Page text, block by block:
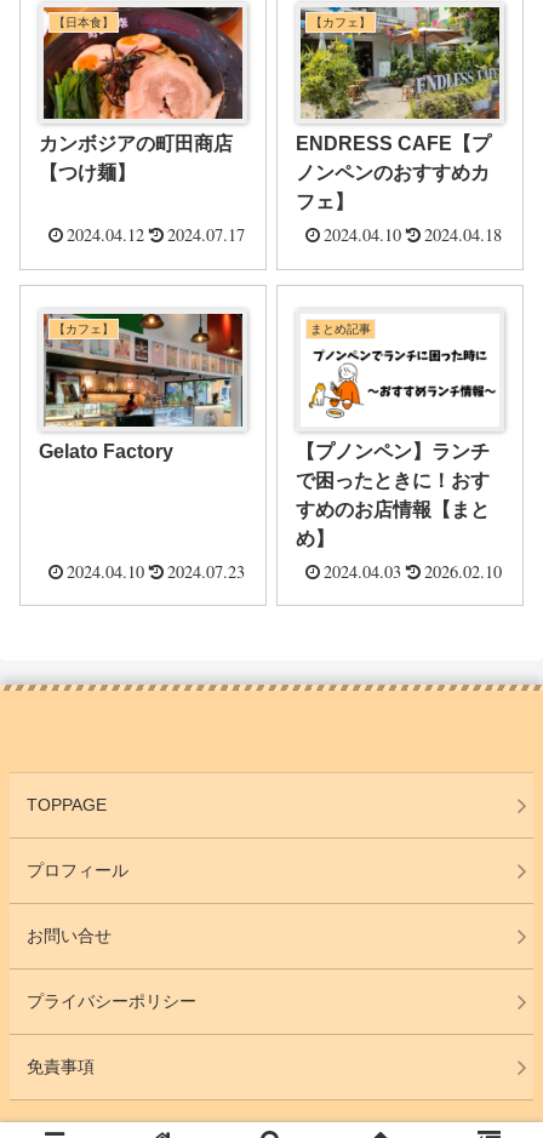
【日本食】
カンボジアの町田商店
【つけ麺】
2024.04.12 2024.07.17
【カフェ】
ENDRESS CAFE【プ
ノンペンのおすすめカ
フェ】
2024.04.10 2024.04.18
【カフェ】
Gelato Factory
2024.04.10 2024.07.23
まとめ記事
【プノンペン】ランチ
で困ったときに！おす
すめのお店情報【まと
め】
2024.04.03 2026.02.10
TOPPAGE
プロフィール
お問い合せ
プライバシーポリシー
免責事項